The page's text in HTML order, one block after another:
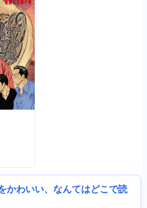
かわいい、なんてはどこで読